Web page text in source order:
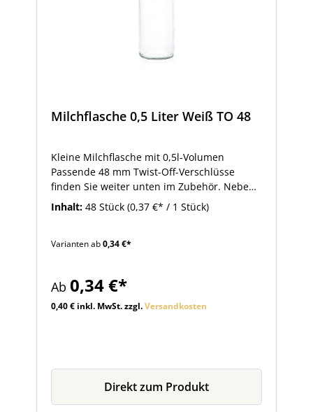
Milchflasche 0,5 Liter Weiß TO 48
Kleine Milchflasche mit 0,5l-Volumen
Passende 48 mm Twist-Off-Verschlüsse
finden Sie weiter unten im Zubehör. Neben
Milch und Milchprodukten eignet sich die
Flasche auch zum Abfüllen von Säften,
Inhalt: 48 Stück (0,37 €* / 1 Stück)
Varianten ab0,34 €*
Ab 0,34 €*
0,40 € inkl. MwSt. zzgl.Versandkosten
Direkt zum Produkt